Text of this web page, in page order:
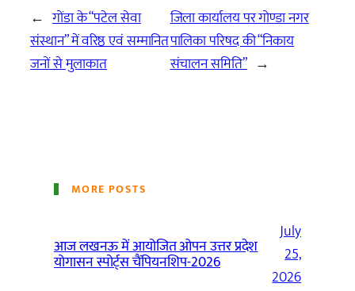
← गोंडा के “पटेल सेवा
संस्थान” में वरिष्ठ एवं सम्मानित
जनों से मुलाकात
जिला कार्यालय पर गोण्डा नगर
पालिका परिषद की “निकाय
संचालन समिति” →
MORE POSTS
आज लखनऊ में आयोजित ओपन उत्तर प्रदेश
योगासन स्पोर्ट्स चैंपियनशिप-2026
July
25,
2026